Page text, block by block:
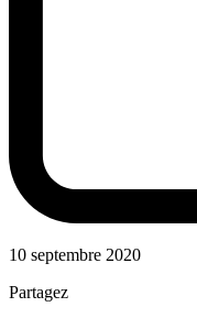
10 septembre 2020
Partagez